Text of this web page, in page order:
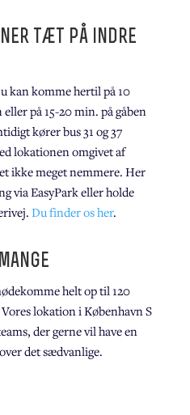
tæt på indre
kan komme hertil på 10
på 15-20 min. på gåben
kørerbus31 og 37
lokationen omgivet af
ikke meget nemmere. Her
via EasyPark eller holde
Du finder os her.
helt op til 120
lokation i København S
ams, dergerne vil have en
det sædvanlige.